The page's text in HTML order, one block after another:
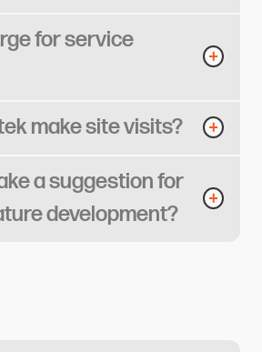
for service
a suggestion for